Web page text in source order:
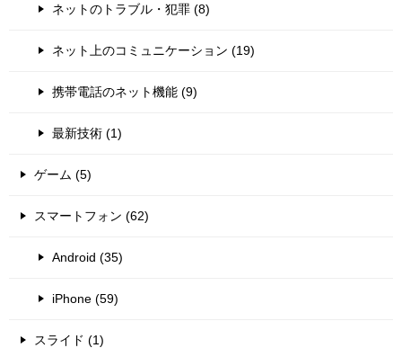
ネットのトラブル・犯罪 (8)
ネット上のコミュニケーション (19)
携帯電話のネット機能 (9)
最新技術 (1)
ゲーム (5)
スマートフォン (62)
Android (35)
iPhone (59)
スライド (1)